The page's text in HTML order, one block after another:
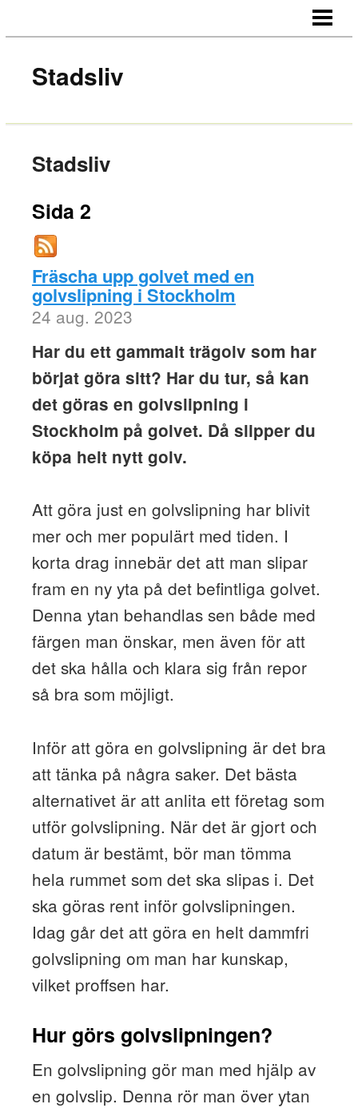
KONTAKT
Stadsliv
Stadsliv
Sida 2
Fräscha upp golvet med en
golvslipning i Stockholm
24 aug. 2023
Har du ett gammalt trägolv som har
börjat göra sitt? Har du tur, så kan
det göras en golvslipning i
Stockholm på golvet. Då slipper du
köpa helt nytt golv.
Att göra just en golvslipning har blivit
mer och mer populärt med tiden. I
korta drag innebär det att man slipar
fram en ny yta på det befintliga golvet.
Denna ytan behandlas sen både med
färgen man önskar, men även för att
det ska hålla och klara sig från repor
så bra som möjligt.
Inför att göra en golvslipning är det bra
att tänka på några saker. Det bästa
alternativet är att anlita ett företag som
utför golvslipning. När det är gjort och
datum är bestämt, bör man tömma
hela rummet som det ska slipas i. Det
ska göras rent inför golvslipningen.
Idag går det att göra en helt dammfri
golvslipning om man har kunskap,
vilket proffsen har.
Hur görs golvslipningen?
En golvslipning gör man med hjälp av
en golvslip. Denna rör man över ytan